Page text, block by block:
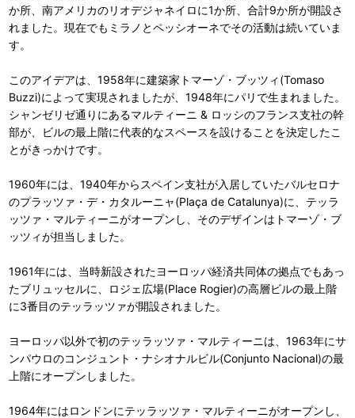
か所、南アメリカのリオデジャネイロに1か所、合計9か所が開設さ
れました。現在でもミラノとペッシオーネでその活動は続いていま
す。
このアイデアは、1958年に建築家トマーゾ・ブッツィ(Tomaso
Buzzi)によって実現されましたが、1948年にパリで生まれました。
シャンゼリゼ通りにあるマルティーニ & ロッシのフランス支社の幹
部が、ビルの最上階に代表的なスペースを設けることを決定したこ
とがきっかけです。
1960年には、1940年からスペイン支社が入居していたバルセロナ
のプラッツァ・デ・カタルーニャ(Plaça de Catalunya)に、テッラ
ッツァ・マルティーニがオープンし、そのデザインはトマーゾ・ブ
ッツィが担当しました。
1961年には、当時新設されたヨーロッパ経済共同体の拠点でもあっ
たブリュッセルに、ロジェ広場(Place Rogier)の高層ビルの最上階
に3番目のテッラッツァが開設されました。
ヨーロッパ以外で初のテッラッツァ・マルティーニは、1963年にサ
ンパウロのコンジュント・ナシオナルビル(Conjunto Nacional)の最
上階にオープンしました。
1964年にはロンドンにテッラッツァ・マルティーニがオープンし、